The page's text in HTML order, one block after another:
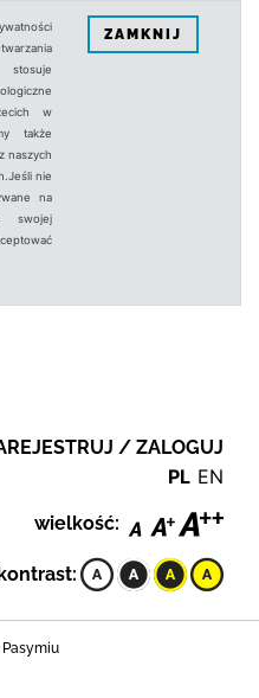
w
także
naszych
nie
na
swojej
ZAMKNIJ
/ ZALOGUJ
PL EN
wielkość: